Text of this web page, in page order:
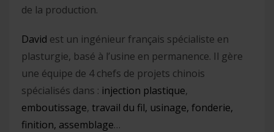
de la production.
David est un ingénieur français spécialiste en
plasturgie, basé à l’usine en permanence. Il gère
une équipe de 4 chefs de projets chinois
spécialisés dans : injection plastique,
emboutissage, travail du fil, usinage, fonderie,
finition, assemblage…